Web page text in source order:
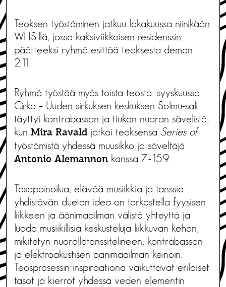
Teoksen työstäminen jatkuu lokakuussa niinikään
WHS:llä, jossa kaksiviikkoisen residenssin
päätteeksi ryhmä esittää teoksesta demon
2.11.
Ryhmä työstää myös toista teosta: syyskuussa
Cirko – Uuden sirkuksen keskuksen Solmu-sali
täyttyi kontrabasson ja tiukan nuoran sävelistä,
kun Mira Ravaldjatkoi teoksensa Series of
työstämistä yhdessä muusikko ja säveltäjä
Antonio Alemannon kanssa 7.-15.9.
Tasapainoilua, elävää musiikkia ja tanssia
yhdistävän dueton idea on tarkastella fyysisen
liikkeen ja äänimaailman välistä yhteyttä ja
luoda musiikillisia keskusteluja liikkuvan kehon,
mikitetyn nuorallatanssitelineen, kontrabasson
ja elektroakustisen äänimaailman keinoin.
Teosprosessin inspiraationa vaikuttavat erilaiset
tasot ja kierrot yhdessä veden elementin